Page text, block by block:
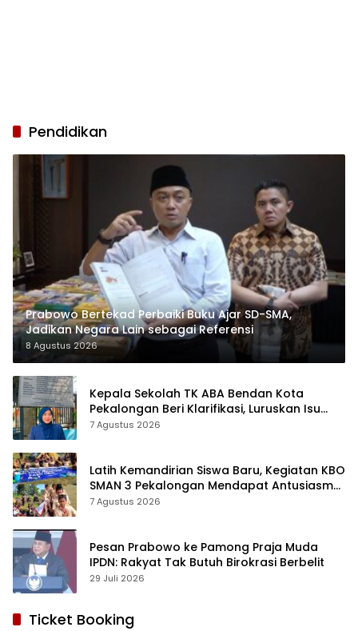
Pendidikan
Prabowo Bertekad Perbaiki Buku Ajar SD-SMA,
Jadikan Negara Lain sebagai Referensi
8 Agustus 2026
Kepala Sekolah TK ABA Bendan Kota
Pekalongan Beri Klarifikasi, Luruskan Isu
Proyek Revitalisasi
7 Agustus 2026
Latih Kemandirian Siswa Baru, Kegiatan KBO
SMAN 3 Pekalongan Mendapat Antusiasme
dan Respon Positif Orang Tua Murid
7 Agustus 2026
Pesan Prabowo ke Pamong Praja Muda
IPDN: Rakyat Tak Butuh Birokrasi Berbelit
29 Juli 2026
Ticket Booking